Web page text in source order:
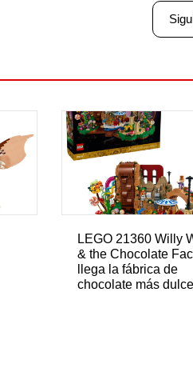
LEGO 21360 Willy
& the Chocolate
llega la fábrica de
chocolate más dulce